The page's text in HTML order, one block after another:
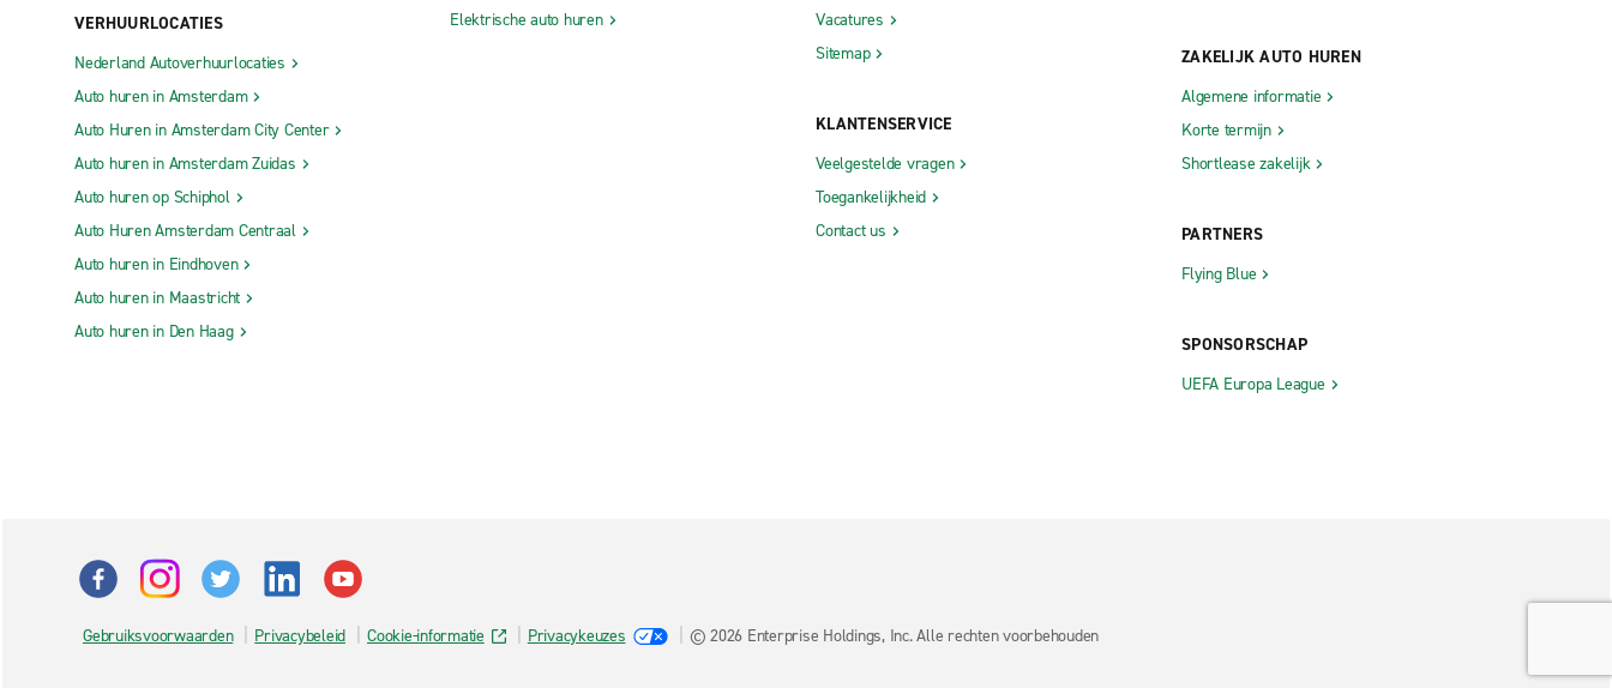
VERHUURLOCATIES
Nederland Autoverhuurlocaties
Auto huren in Amsterdam
Auto Huren in Amsterdam City Center
Auto huren in Amsterdam Zuidas
Auto huren op Schiphol
Auto Huren Amsterdam Centraal
Auto huren in Eindhoven
Auto huren in Maastricht
Auto huren in Den Haag
Elektrische auto huren
Vacatures
Sitemap
KLANTENSERVICE
Veelgestelde vragen
Toegankelijkheid
Contact us
ZAKELIJK AUTO HUREN
Algemene informatie
Korte termijn
Shortlease zakelijk
PARTNERS
Flying Blue
SPONSORSCHAP
UEFA Europa League
Gebruiksvoorwaarden Privacybeleid Cookie-informatie Privacykeuzes © 2026 Enterprise Holdings, Inc. Alle rechten voorbehouden